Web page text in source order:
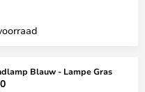
Blauw - Lampe Gras